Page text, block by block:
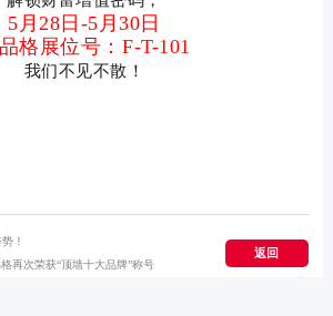
5月28日-5月30日
格展位号：F-T-101
我们不见不散！
！
再次荣获“顶墙十大品牌”称号
返回